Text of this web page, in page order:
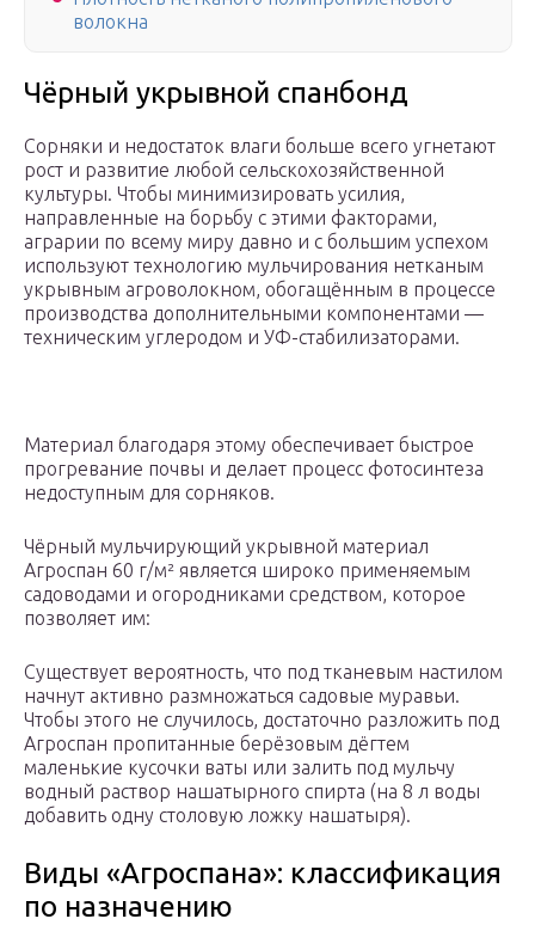
волокна
Чёрный укрывной спанбонд
Сорняки и недостаток влаги больше всего угнетают
рост и развитие любой сельскохозяйственной
культуры. Чтобы минимизировать усилия,
направленные на борьбу с этими факторами,
аграрии по всему миру давно и с большим успехом
используют технологию мульчирования нетканым
укрывным агроволокном, обогащённым в процессе
производства дополнительными компонентами —
техническим углеродом и УФ-стабилизаторами.
Материал благодаря этому обеспечивает быстрое
прогревание почвы и делает процесс фотосинтеза
недоступным для сорняков.
Чёрный мульчирующий укрывной материал
Агроспан 60 г/м² является широко применяемым
садоводами и огородниками средством, которое
позволяет им:
Существует вероятность, что под тканевым настилом
начнут активно размножаться садовые муравьи.
Чтобы этого не случилось, достаточно разложить под
Агроспан пропитанные берёзовым дёгтем
маленькие кусочки ваты или залить под мульчу
водный раствор нашатырного спирта (на 8 л воды
добавить одну столовую ложку нашатыря).
Виды «Агроспана»: классификация
по назначению